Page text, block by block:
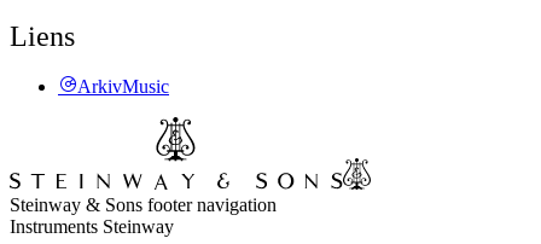
Liens
ArkivMusic
Steinway & Sons footer navigation
Instruments Steinway